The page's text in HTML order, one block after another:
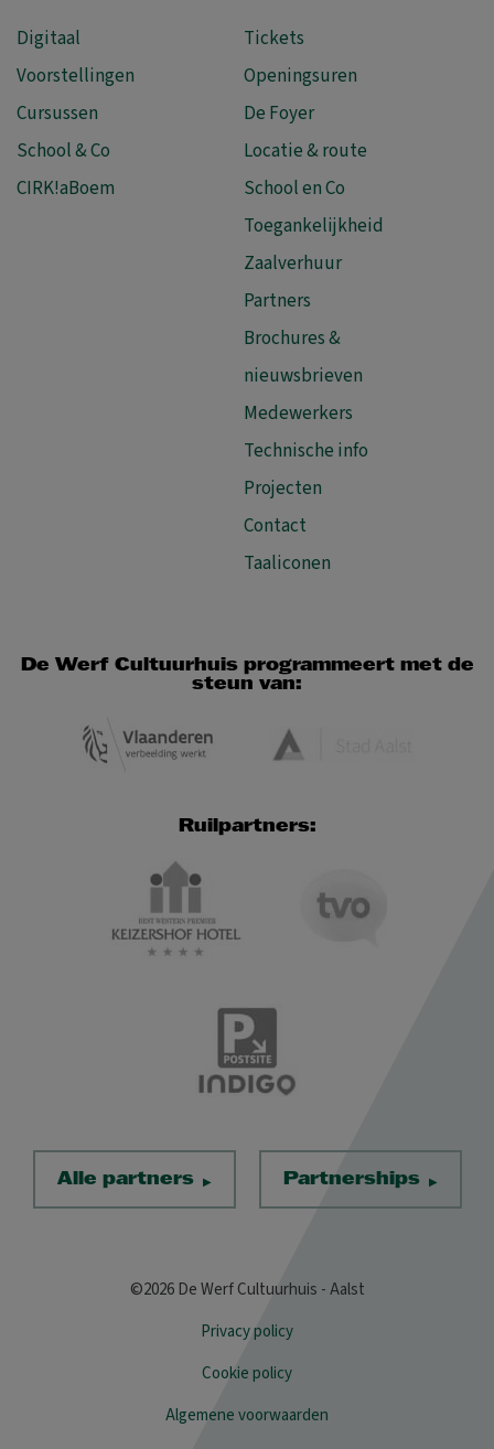
Digitaal
Voorstellingen
Cursussen
School & Co
CIRK!aBoem
Tickets
Openingsuren
De Foyer
Locatie & route
School en Co
Toegankelijkheid
Zaalverhuur
Partners
Brochures &
nieuwsbrieven
Medewerkers
Technische info
Projecten
Contact
Taaliconen
De Werf Cultuurhuis programmeert met de
steun van:
Ruilpartners:
Alle partners Partnerships
©2026 De Werf Cultuurhuis - Aalst
Privacy policy
Cookie policy
Algemene voorwaarden